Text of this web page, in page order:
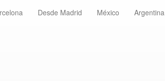
Desde Madrid México Argentina